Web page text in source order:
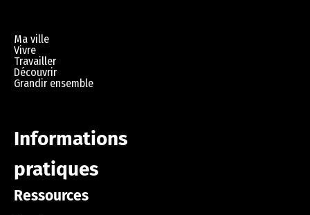
Ma ville
Vivre
Travailler
Découvrir
Grandir ensemble
Informations
pratiques
Ressources